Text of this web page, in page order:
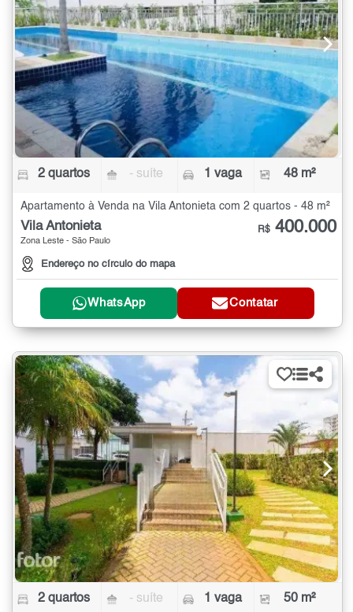
2 quartos - suíte 1 vaga 48 m²
Apartamento à Venda na Vila Antonieta com 2 quartos - 48 m²
Vila Antonieta
Zona Leste - São Paulo
Endereço no círculo do mapa
R$ 400.000
WhatsApp Contatar
2 quartos - suíte 1 vaga 50 m²